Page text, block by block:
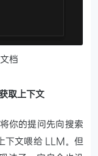
档
取上下文
你的提问先向搜索
下文喂给 LLM。但